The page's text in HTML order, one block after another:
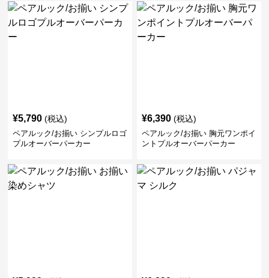
¥5,790 (税込)
ペアルック/お揃い シンプルロゴ
プルオーバーパーカー
¥6,390 (税込)
ペアルック/お揃い 胸元ワンポイ
ントプルオーバーパーカー